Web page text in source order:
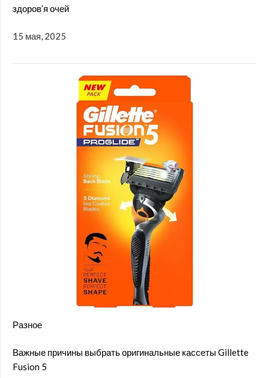
здоров’я очей
15 мая, 2025
Разное
Важные причины выбрать оригинальные кассеты Gillette
Fusion 5